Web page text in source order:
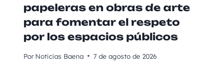
papeleras en obras de arte
para fomentar el respeto
por los espacios públicos
Por Noticias Baena 7 de agosto de 2026